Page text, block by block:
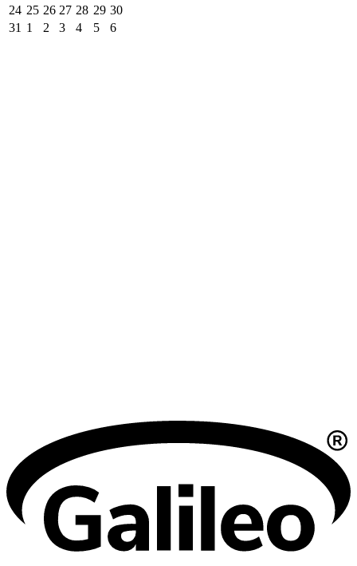
24 25 26 27 28 29 30
31 1 2 3 4 5 6